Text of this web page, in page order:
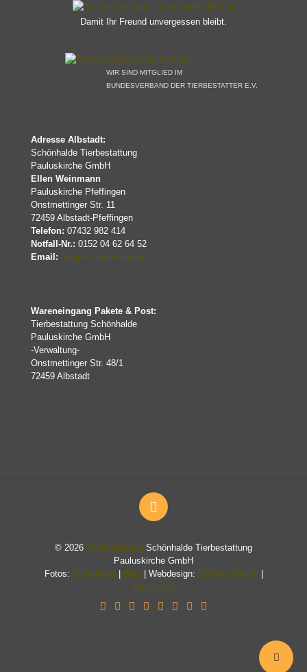
Damit Ihr Freund unvergessen bleibt.
WIR SIND MITGLIED IM
BUNDESVERBAND DER TIERBESTATTER E.V.
Adresse Albstadt:
Schönhalde Tierbestattung
Pauluskirche GmbH
Ellen Weinmann
Pauluskirche Pfeffingen
Onstmettinger Str. 11
72459 Albstadt-Pfeffingen
Telefon: 07432 982 414
Notfall-Nr.: 0152 04 62 64 52
Email: info@schoenhalde.de
Wareneingang Pakete & Post:
Tierbestattung Schönhalde
Pauluskirche GmbH
-Verwaltung-
Onstmettinger Str. 48/1
72459 Albstadt
© 2026 Tierbestattung Schönhalde Tierbestattung
Pauluskirche GmbH
Fotos: Bildquellen| Blog| Webdesign: Bektech Digital
Impressum